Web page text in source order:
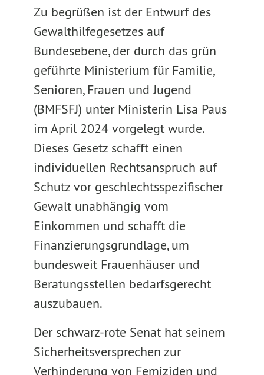
Zu begrüßen ist der Entwurf des
Gewalthilfegesetzes auf
Bundesebene, der durch das grün
geführte Ministerium für Familie,
Senioren, Frauen und Jugend
(BMFSFJ) unter Ministerin Lisa Paus
im April 2024 vorgelegt wurde.
Dieses Gesetz schafft einen
individuellen Rechtsanspruch auf
Schutz vor geschlechtsspezifischer
Gewalt unabhängig vom
Einkommen und schafft die
Finanzierungsgrundlage, um
bundesweit Frauenhäuser und
Beratungsstellen bedarfsgerecht
auszubauen.
Der schwarz-rote Senat hat seinem
Sicherheitsversprechen zur
Verhinderung von Femiziden und